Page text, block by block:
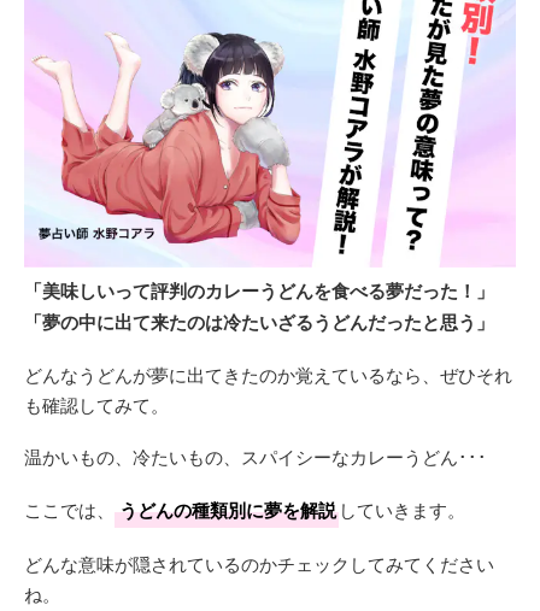
「美味しいって評判のカレーうどんを食べる夢だった！」
「夢の中に出て来たのは冷たいざるうどんだったと思う」
どんなうどんが夢に出てきたのか覚えているなら、ぜひそれ
も確認してみて。
温かいもの、冷たいもの、スパイシーなカレーうどん･･･
ここでは、 うどんの種類別に夢を解説 していきます。
どんな意味が隠されているのかチェックしてみてください
ね。